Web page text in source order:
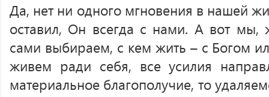
Да, нет ни одного мгновения в нашей
оставил, Он всегда с нами. А вот мы,
сами выбираем, с кем жить – с Богом
живем ради себя, все усилия
материальное благополучие, то